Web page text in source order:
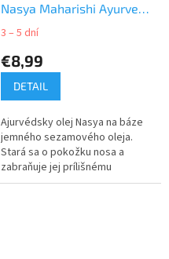
Nasya Maharishi Ayurveda
10ml
3 – 5 dní
€8,99
DETAIL
Ajurvédsky olej Nasya na báze
jemného sezamového oleja.
Stará sa o pokožku nosa a
zabraňuje jej prílišnému
vysušovaniu.